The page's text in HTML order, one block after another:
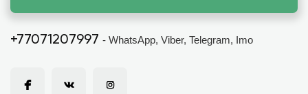
+77071207997 - WhatsApp, Viber, Telegram, Imo